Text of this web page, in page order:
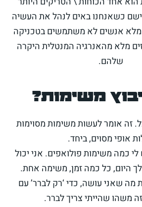
כשאנחנו באים לנהל את העשיה
מלא אנשים לא משתמשים בטכניקה
מלא מהאנרגיה המנטלית היקרה
שלהם.
משימות?
זה אומר לעשות משימות מסוימות
אופי מסוים, ביחד.
כמה משימות פולואפים. אני יכול
היום, כל כמה זמן, משימה אחת.
מה שאני עושה, כדי ‘רק לברר’ עם
משהו שהייתי צריך לברר.